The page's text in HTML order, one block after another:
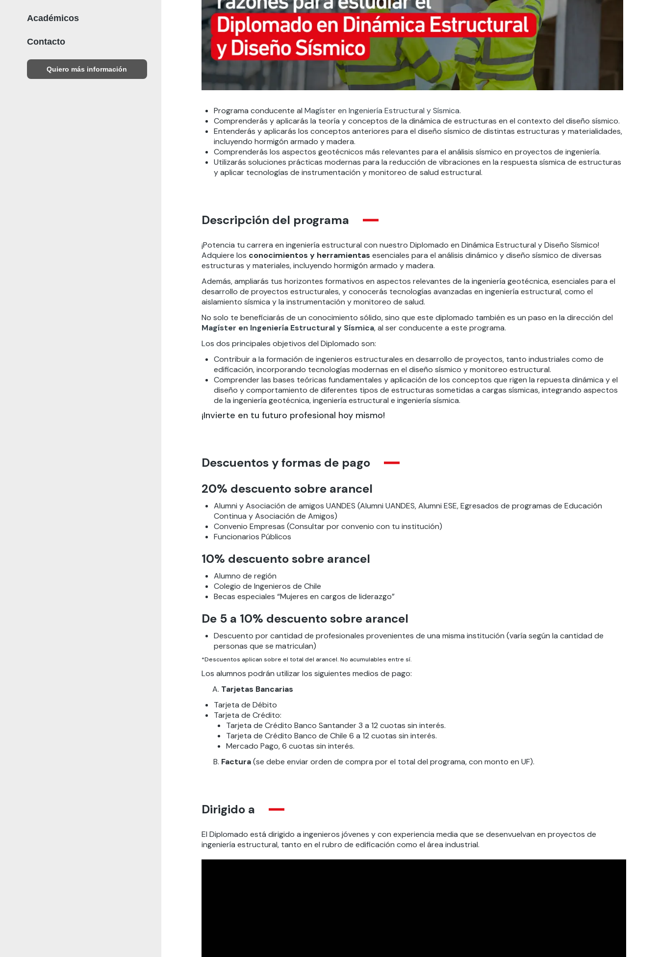
Académicos
Contacto
Quiero más información
Programa conducente al Magíster en Ingeniería Estructural y Sísmica.
Comprenderás y aplicarás la teoría y conceptos de la dinámica de estructuras en el contexto del diseño sísmico.
Entenderás y aplicarás los conceptos anteriores para el diseño sísmico de distintas estructuras y materialidades,
incluyendo hormigón armado y madera.
Comprenderás los aspectos geotécnicos más relevantes para el análisis sísmico en proyectos de ingeniería.
Utilizarás soluciones prácticas modernas para la reducción de vibraciones en la respuesta sísmica de estructuras
y aplicar tecnologías de instrumentación y monitoreo de salud estructural.
Descripción del programa
¡Potencia tu carrera en ingeniería estructural con nuestro Diplomado en Dinámica Estructural y Diseño Sísmico!
Adquiere los conocimientos y herramientas esenciales para el análisis dinámico y diseño sísmico de diversas
estructuras y materiales, incluyendo hormigón armado y madera.
Además, ampliarás tus horizontes formativos en aspectos relevantes de la ingeniería geotécnica, esenciales para el
desarrollo de proyectos estructurales, y conocerás tecnologías avanzadas en ingeniería estructural, como el
aislamiento sísmica y la instrumentación y monitoreo de salud.
No solo te beneficiarás de un conocimiento sólido, sino que este diplomado también es un paso en la dirección del
Magíster en Ingeniería Estructural y Sísmica, al ser conducente a este programa.
Los dos principales objetivos del Diplomado son:
Contribuir a la formación de ingenieros estructurales en desarrollo de proyectos, tanto industriales como de
edificación, incorporando tecnologías modernas en el diseño sísmico y monitoreo estructural.
Comprender las bases teóricas fundamentales y aplicación de los conceptos que rigen la repuesta dinámica y el
diseño y comportamiento de diferentes tipos de estructuras sometidas a cargas sísmicas, integrando aspectos
de la ingeniería geotécnica, ingeniería estructural e ingeniería sísmica.
¡Invierte en tu futuro profesional hoy mismo!
Descuentos y formas de pago
20% descuento sobre arancel
Alumni y Asociación de amigos UANDES (Alumni UANDES, Alumni ESE, Egresados de programas de Educación
Continua y Asociación de Amigos)
Convenio Empresas (Consultar por convenio con tu institución)
Funcionarios Públicos
10% descuento sobre arancel
Alumno de región
Colegio de Ingenieros de Chile
Becas especiales “Mujeres en cargos de liderazgo”
De 5 a 10% descuento sobre arancel
Descuento por cantidad de profesionales provenientes de una misma institución (varía según la cantidad de
personas que se matriculan)
*Descuentos aplican sobre el total del arancel. No acumulables entre sí.
Los alumnos podrán utilizar los siguientes medios de pago:
Tarjetas Bancarias
Tarjeta de Débito
Tarjeta de Crédito:
Tarjeta de Crédito Banco Santander 3 a 12 cuotas sin interés.
Tarjeta de Crédito Banco de Chile 6 a 12 cuotas sin interés.
Mercado Pago, 6 cuotas sin interés.
Factura(se debe enviar orden de compra por el total del programa, con monto en UF).
Dirigido a
El Diplomado está dirigido a ingenieros jóvenes y con experiencia media que se desenvuelvan en proyectos de
ingeniería estructural, tanto en el rubro de edificación como el área industrial.